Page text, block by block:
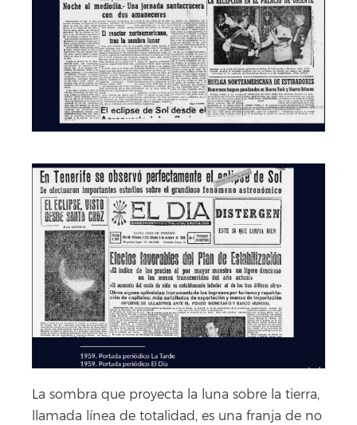
La sombra que proyecta la luna sobre la tierra,
llamada línea de totalidad, es una franja de no